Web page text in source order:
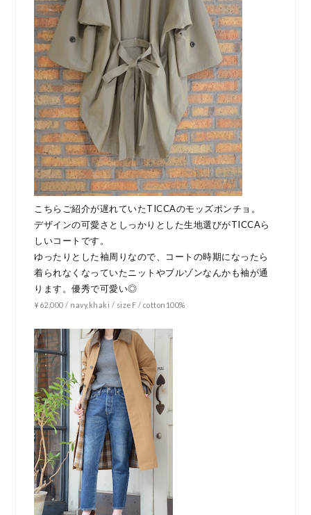
こちらご紹介が遅れていたTICCAのモッズポンチョ。
デザインの可愛さとしっかりとした生地選びがTICCAら
しいコートです。
ゆったりとした袖周りなので、コートの時期になったら
着られなくなっていたニットやブルゾンなんかも袖が通
ります。優秀で可愛い◎
¥62,000 / navy,khaki / sizeF / cotton100%